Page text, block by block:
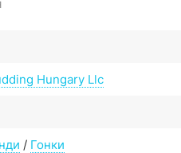
Hungary Llc
/ Гонки